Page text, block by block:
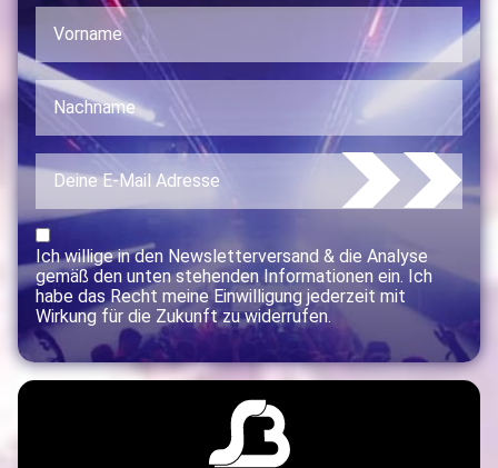
Ich willige in den Newsletterversand & die Analyse
gemäß den unten stehenden Informationen ein. Ich
habe das Recht meine Einwilligung jederzeit mit
Wirkung für die Zukunft zu widerrufen.